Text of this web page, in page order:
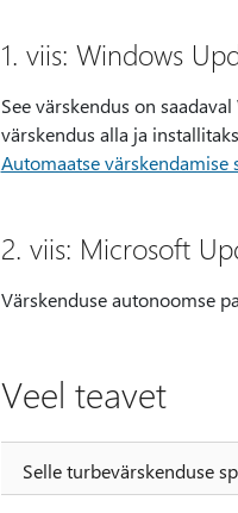
1. viis: Windows
See värskendus on
värskendus alla ja
Automaatse värskendamise
2. viis: Microsoft
Värskenduse autonoomse
Veel teavet
Selle turbevärskenduse